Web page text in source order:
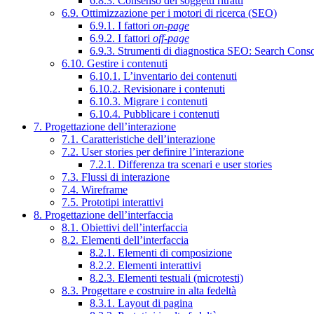
6.9. Ottimizzazione per i motori di ricerca (SEO)
6.9.1. I fattori on-page
6.9.2. I fattori off-page
6.9.3. Strumenti di diagnostica SEO: Search
6.10. Gestire i contenuti
6.10.1. L’inventario dei contenuti
6.10.2. Revisionare i contenuti
6.10.3. Migrare i contenuti
6.10.4. Pubblicare i contenuti
7. Progettazione dell’interazione
7.1. Caratteristiche dell’interazione
7.2. User stories per definire l’interazione
7.2.1. Differenza tra scenari e user stories
7.3. Flussi di interazione
7.4. Wireframe
7.5. Prototipi interattivi
8. Progettazione dell’interfaccia
8.1. Obiettivi dell’interfaccia
8.2. Elementi dell’interfaccia
8.2.1. Elementi di composizione
8.2.2. Elementi interattivi
8.2.3. Elementi testuali (microtesti)
8.3. Progettare e costruire in alta fedeltà
8.3.1. Layout di pagina